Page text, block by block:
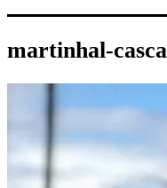
martinhal-